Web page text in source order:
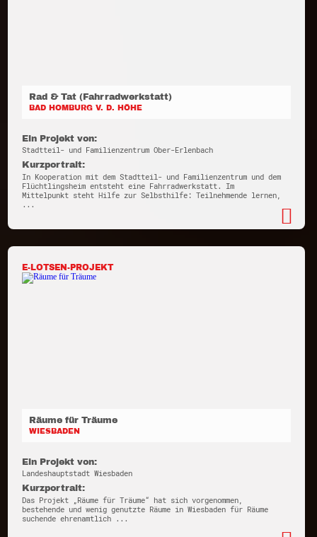
Rad & Tat (Fahrradwerkstatt)
BAD HOMBURG V. D. HÖHE
Ein Projekt von:
Stadtteil- und Familienzentrum Ober-Erlenbach
Kurzportrait:
In Kooperation mit dem Stadtteil- und Familienzentrum und dem
Flüchtlingsheim entsteht eine Fahrradwerkstatt. Im
Mittelpunkt steht Hilfe zur Selbsthilfe: Teilnehmende lernen,
...
E-LOTSEN-PROJEKT
Räume für Träume
WIESBADEN
Ein Projekt von:
Landeshauptstadt Wiesbaden
Kurzportrait:
Das Projekt „Räume für Träume“ hat sich vorgenommen,
bestehende und wenig genutzte Räume in Wiesbaden für Räume
suchende ehrenamtlich ...